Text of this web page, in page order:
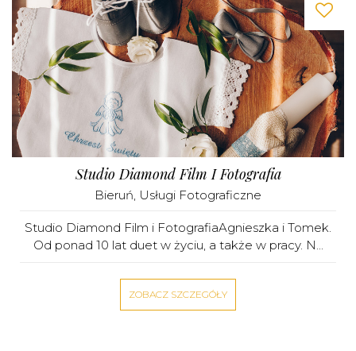
Studio Diamond Film I Fotografia
Bieruń, Usługi Fotograficzne
Studio Diamond Film i FotografiaAgnieszka i Tomek.
Od ponad 10 lat duet w życiu, a także w pracy. N...
ZOBACZ SZCZEGÓŁY